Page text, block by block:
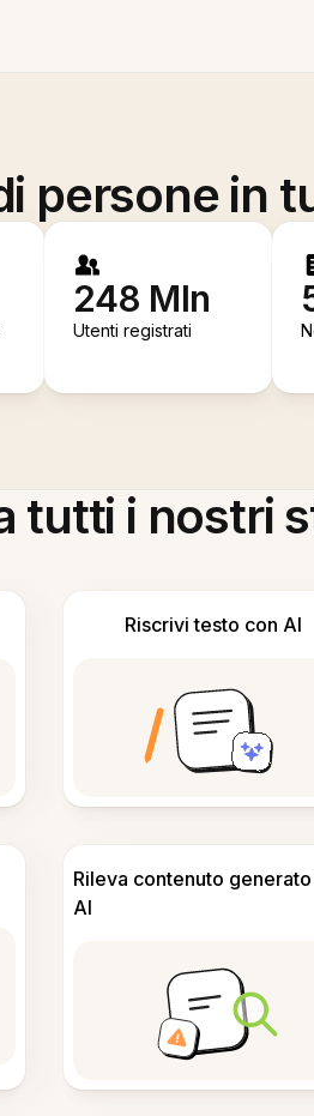
persone in
248 Mln
Utenti registrati
tutti i nostri
Riscrivi testo con AI
Rileva contenuto
AI